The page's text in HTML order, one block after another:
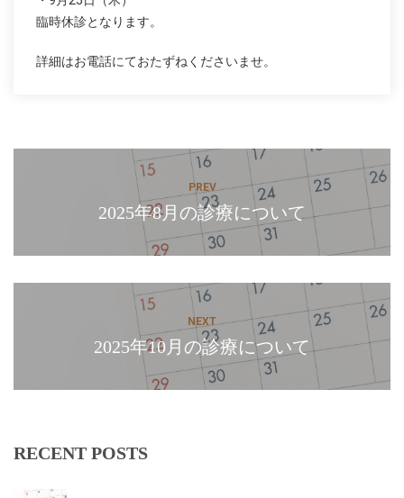
臨時休診となります。
詳細はお電話にておたずねくださいませ。
POST NAVIGATION
PREV
2025年8月の診療について
NEXT
2025年10月の診療について
RECENT POSTS